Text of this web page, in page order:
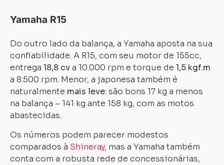
Yamaha R15
Do outro lado da balança, a Yamaha aposta na sua
confiabilidade. A R15, com seu motor de 155cc,
entrega 18,8 cva 10.000 rpm e torque de 1,5 kgf.m
a 8.500 rpm. Menor, a japonesa também é
naturalmente mais leve: são bons 17 kg a menos
na balança – 141 kg ante 158 kg, com as motos
abastecidas.
Os números podem parecer modestos
comparados à Shineray, mas a Yamaha também
conta com a robusta rede de concessionárias,